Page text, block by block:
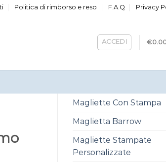
Politica di rimborso e reso F.A.Q Privacy
ACCEDI €
Magliette Con Stampa
Maglietta Barrow
Magliette Stampate
Personalizzate